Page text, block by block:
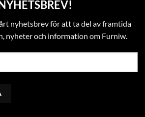
nyhetsbrev för att ta del av framtida
nyheter och information om Furniw.